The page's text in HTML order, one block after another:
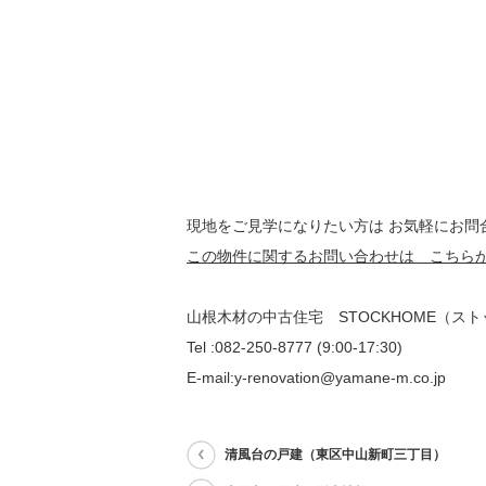
現地をご見学になりたい方は お気軽にお問
この物件に関するお問い合わせは こちら
山根木材の中古住宅 STOCKHOME（スト
Tel :082-250-8777 (9:00-17:30)
E-mail:y-renovation@yamane-m.co.jp
清風台の戸建（東区中山新町三丁目）